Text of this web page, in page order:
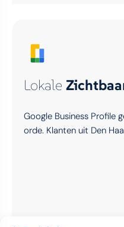
Lokale
Google Business Profile
orde. Klanten uit Den